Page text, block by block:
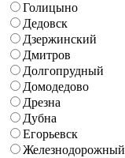
Голицыно
Дедовск
Дзержинский
Дмитров
Долгопрудный
Домодедово
Дрезна
Дубна
Егорьевск
Железнодорожный